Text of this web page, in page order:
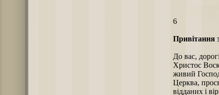
6
Привітання
До вас,
Христос
живий
Церква,
відданих і